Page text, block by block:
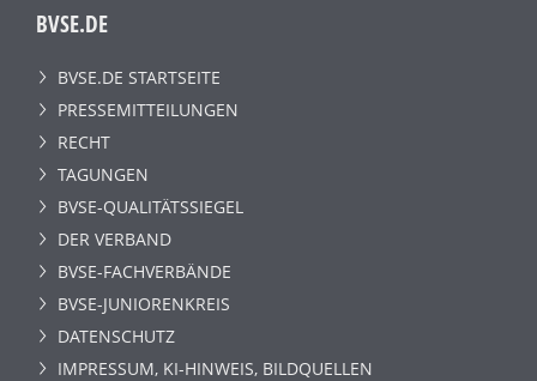
BVSE.DE
BVSE.DE STARTSEITE
PRESSEMITTEILUNGEN
RECHT
TAGUNGEN
BVSE-QUALITÄTSSIEGEL
DER VERBAND
BVSE-FACHVERBÄNDE
BVSE-JUNIORENKREIS
DATENSCHUTZ
IMPRESSUM, KI-HINWEIS, BILDQUELLEN